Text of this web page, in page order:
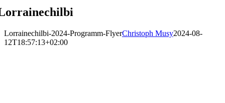
Lorrainechilbi-2024-Programm-FlyerChristoph Musy2024-08-
12T18:57:13+02:00